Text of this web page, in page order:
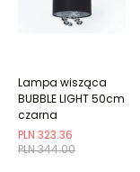
PLN 344.00
PLN 323.36
Lampa wisząca
BUBBLE LIGHT 50cm
czarna